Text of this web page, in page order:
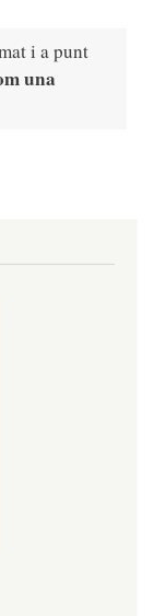
i a punt
una